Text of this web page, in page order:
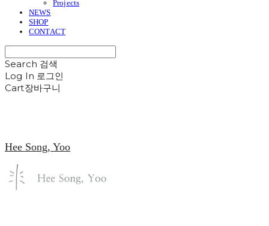
Projects
NEWS
SHOP
CONTACT
Search 검색
Log In 로그인
Cart장바구니
Hee Song, Yoo